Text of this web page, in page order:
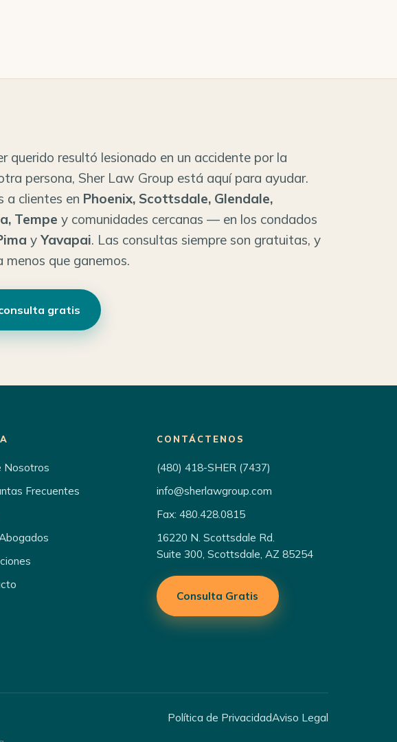
querido resultó lesionado en un accidente por la
persona, Sher Law Group está aquí para ayudar.
a clientes en Phoenix, Scottsdale, Glendale,
Tempe y comunidades cercanas — en los condados
y Yavapai. Las consultas siempre son gratuitas, y
menos que ganemos.
gratis
Nosotros
Frecuentes
CONTÁCTENOS
(480) 418-SHER (7437)
info@sherlawgroup.com
Fax: 480.428.0815
16220 N. Scottsdale Rd.
Suite 300, Scottsdale, AZ 85254
Consulta Gratis
Política de PrivacidadAviso Legal